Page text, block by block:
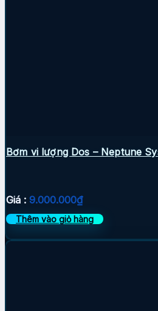
Bơm vi lượng Dos – Neptune
Giá : 9.000.000₫
Thêm vào giỏ hàng